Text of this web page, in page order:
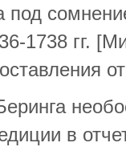
под
1738 гг.
в